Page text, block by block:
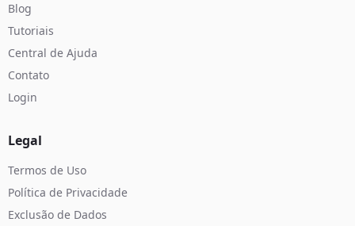
Blog
Tutoriais
Central de Ajuda
Contato
Login
Legal
Termos de Uso
Política de Privacidade
Exclusão de Dados